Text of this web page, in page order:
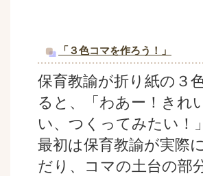
「３色コマを作ろう！」
保育教諭が折り紙の３
ると、「わあー！きれ
い、つくってみたい！」
最初は保育教諭が実際
だり、コマの土台の部